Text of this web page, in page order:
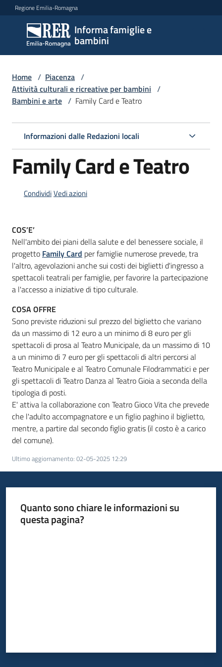
Vai al contenuto
Vai alla navigazione
Vai al footer
Regione Emilia-Romagna
Informa famiglie e
bambini
Informa
famiglie
e
bambini
Informazioni
locali
Newsletter
Home / Piacenza /
Attività culturali e ricreative per bambini /
Bambini e arte / Family Card e Teatro
Informazioni dalle Redazioni locali
Family Card e Teatro
CondividiVedi azioni
COS’E’
Nell'ambito dei piani della salute e del benessere sociale, il
progetto Family Card per famiglie numerose prevede, tra
l'altro, agevolazioni anche sui costi dei biglietti d'ingresso a
spettacoli teatrali per famiglie, per favorire la partecipazione
a l'accesso a iniziative di tipo culturale.
COSA OFFRE
Sono previste riduzioni sul prezzo del biglietto che variano
da un massimo di 12 euro a un minimo di 8 euro per gli
spettacoli di prosa al Teatro Municipale, da un massimo di 10
a un minimo di 7 euro per gli spettacoli di altri percorsi al
Teatro Municipale e al Teatro Comunale Filodrammatici e per
gli spettacoli di Teatro Danza al Teatro Gioia a seconda della
tipologia di posti.
E' attiva la collaborazione con Teatro Gioco Vita che prevede
che l'adulto accompagnatore e un figlio paghino il biglietto,
mentre, a partire dal secondo figlio gratis (il costo è a carico
del comune).
Ultimo aggiornamento: 02-05-2025 12:29
Quanto sono chiare le informazioni su
questa pagina?